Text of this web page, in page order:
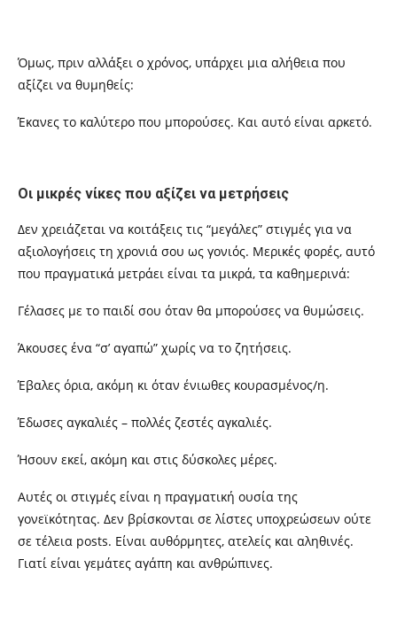
Όμως, πριν αλλάξει ο χρόνος, υπάρχει μια αλήθεια που
αξίζει να θυμηθείς:
Έκανες το καλύτερο που μπορούσες. Και αυτό είναι αρκετό.
Οι μικρές νίκες που αξίζει να μετρήσεις
Δεν χρειάζεται να κοιτάξεις τις “μεγάλες” στιγμές για να
αξιολογήσεις τη χρονιά σου ως γονιός. Μερικές φορές, αυτό
που πραγματικά μετράει είναι τα μικρά, τα καθημερινά:
Γέλασες με το παιδί σου όταν θα μπορούσες να θυμώσεις.
Άκουσες ένα “σ’ αγαπώ” χωρίς να το ζητήσεις.
Έβαλες όρια, ακόμη κι όταν ένιωθες κουρασμένος/η.
Έδωσες αγκαλιές – πολλές ζεστές αγκαλιές.
Ήσουν εκεί, ακόμη και στις δύσκολες μέρες.
Αυτές οι στιγμές είναι η πραγματική ουσία της
γονεϊκότητας. Δεν βρίσκονται σε λίστες υποχρεώσεων ούτε
σε τέλεια posts. Είναι αυθόρμητες, ατελείς και αληθινές.
Γιατί είναι γεμάτες αγάπη και ανθρώπινες.